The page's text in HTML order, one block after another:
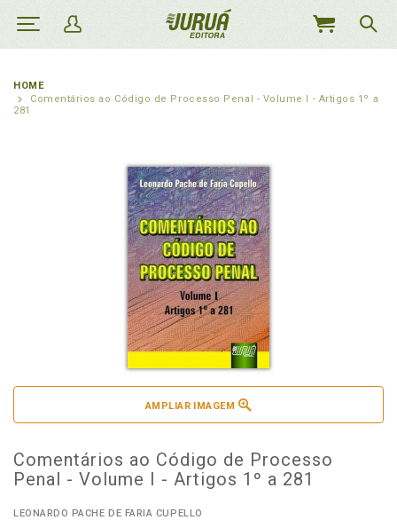
MEU
HOME
Comentários ao Código de Processo Penal - Volume I - Artigos 1º a
281
AMPLIAR IMAGEM
Comentários ao Código de Processo
Penal - Volume I - Artigos 1º a 281
LEONARDO PACHE DE FARIA CUPELLO